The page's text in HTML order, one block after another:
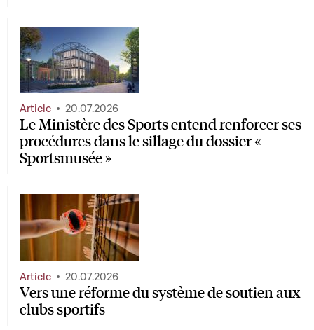
Le Ministère des Sports entend renforcer ses
procédures dans le sillage du dossier «
Sportsmusée »
Article 20.07.2026
Vers une réforme du système de soutien aux
clubs sportifs
Article 20.07.2026